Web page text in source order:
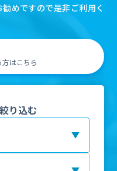
めですので是非ご利用く
はこちら
り込む